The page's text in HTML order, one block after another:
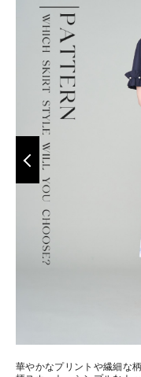
華やかなプリントや繊細な